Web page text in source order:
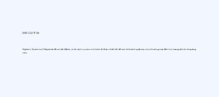
0:00 22/7/26
Hightec Systems (Okayama) đã ra mắt AIfitte, một dịch vụ tạo mô hình AI được thiết kế để tạo hình ảnh quần áo cho thương mại điện tử, mạng xã hội và quảng
cáo.